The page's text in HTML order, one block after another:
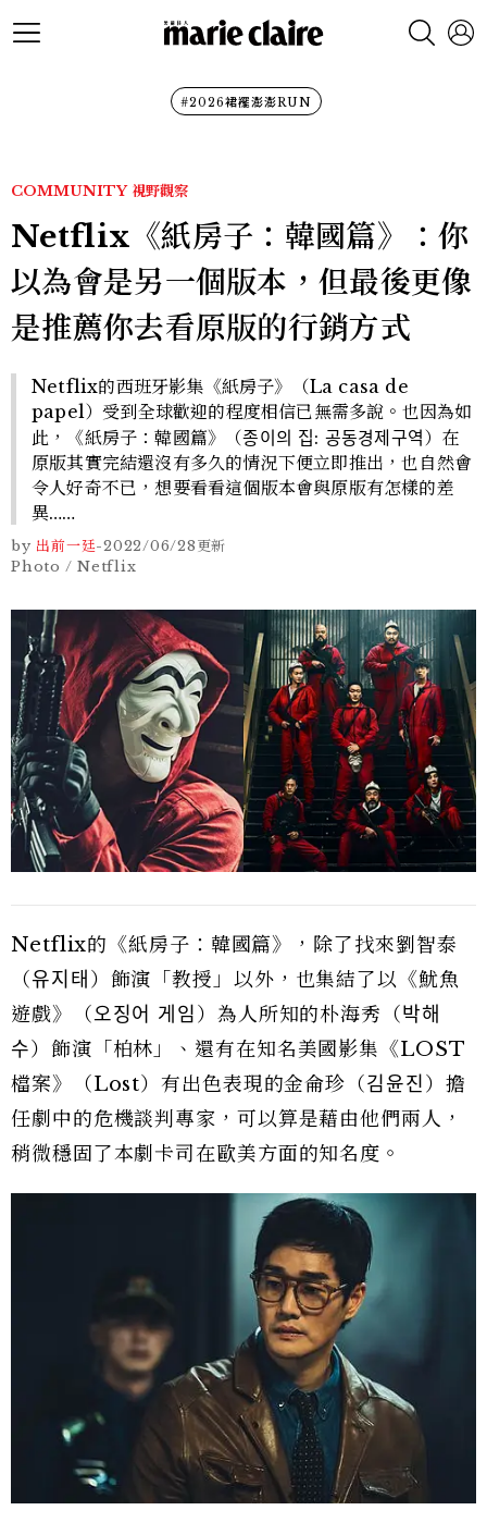
#2026裙襬澎澎RUN
COMMUNITY 視野觀察
Netflix《紙房子：韓國篇》：你
以為會是另一個版本，但最後更像
是推薦你去看原版的行銷方式
Netflix的西班牙影集《紙房子》（La casa de
papel）受到全球歡迎的程度相信已無需多說。也因為如
此，《紙房子：韓國篇》（종이의 집: 공동경제구역）在
原版其實完結還沒有多久的情況下便立即推出，也自然會
令人好奇不已，想要看看這個版本會與原版有怎樣的差
異……
by 出前一廷-2022/06/28更新
Photo / Netflix
Netflix的《紙房子：韓國篇》，除了找來劉智泰
（유지태）飾演「教授」以外，也集結了以《魷魚
遊戲》（오징어 게임）為人所知的朴海秀（박해
수）飾演「柏林」、還有在知名美國影集《LOST
檔案》（Lost）有出色表現的金侖珍（김윤진）擔
任劇中的危機談判專家，可以算是藉由他們兩人，
稍微穩固了本劇卡司在歐美方面的知名度。